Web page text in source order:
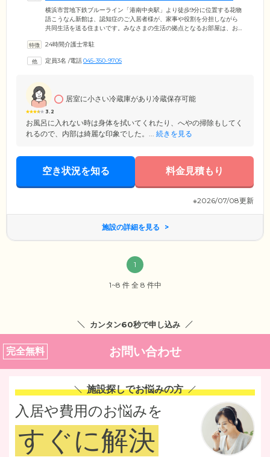
すい環境です
横浜市営地下鉄ブルーライン「港南中央駅」より徒歩9分に位置する花物
語こうなん新館は、認知症のご入居者様が、家事や役割を分担しながら
共同生活を送る住まいです。みなさまの生活の拠点となるお部屋は、お
が守られた生活を満喫し、共用スペースの食堂兼リビングでは、ご入居
暮らすみなさまのことを指します。お一人おひとりが主人公となって快
24時間介護士常駐
定員3名 /電話045-350-9705
3.2
居室に小さい冷蔵庫があり冷蔵保存可能
お風呂に入れない時は身体を拭いてくれたり、へやの掃除もしてく
れるので、内部は綺麗な印象でした。... 続きを見る
空き状況を知る 料金見積もり
※2026/07/08更新
施設の詳細を見る
1
1~8 件 全 8 件中
カンタン60秒で申し込み
完全無料 お問い合わせ
施設探しでお悩みの方
入居や費用のお悩みを
すぐに解決